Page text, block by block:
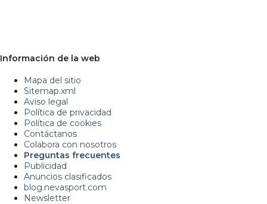
Información de la web
Mapa del sitio
Sitemap.xml
Aviso legal
Política de privacidad
Política de cookies
Contáctanos
Colabora con nosotros
Preguntas frecuentes
Publicidad
Anuncios clasificados
blog.nevasport.com
Newsletter